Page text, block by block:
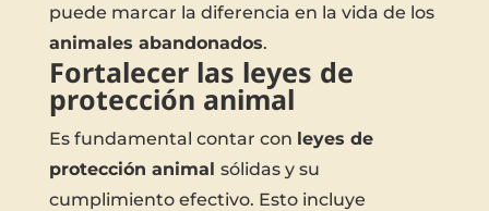
puede marcar la diferencia en la vida de los
animales abandonados.
Fortalecer las leyes de
protección animal
Es fundamental contar con leyes de
protección animal sólidas y su
cumplimiento efectivo. Esto incluye